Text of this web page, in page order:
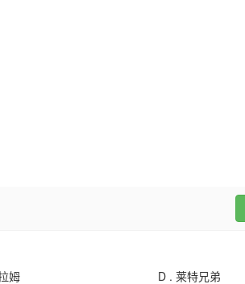
姆 D . 莱特兄弟